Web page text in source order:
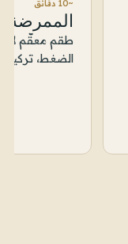
~10 دقائق
الممرضة
طقم معقّم
الضغط، تركيب